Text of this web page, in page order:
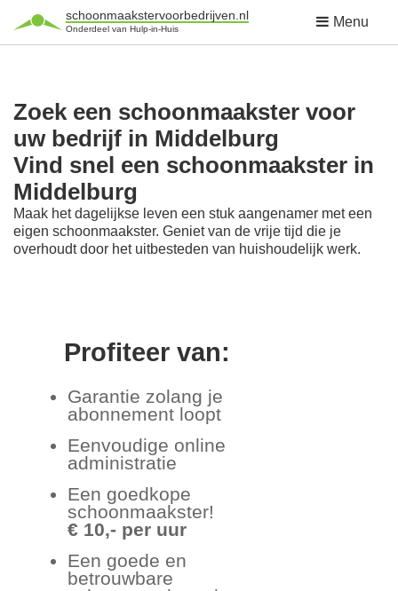
schoonmaakstervoorbedrijven.nl
Onderdeel van Hulp-in-Huis Menu
Zoek een schoonmaakster voor
uw bedrijf in Middelburg
Vind snel een schoonmaakster in
Middelburg
Maak het dagelijkse leven een stuk aangenamer met een
eigen schoonmaakster. Geniet van de vrije tijd die je
overhoudt door het uitbesteden van huishoudelijk werk.
Profiteer van:
Garantie zolang je
abonnement loopt
Eenvoudige online
administratie
Een goedkope
schoonmaakster!
€ 10,- per uur
Een goede en
betrouwbare